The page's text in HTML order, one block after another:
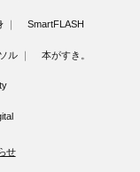
SmartFLASH
ル 本がすき。
せ